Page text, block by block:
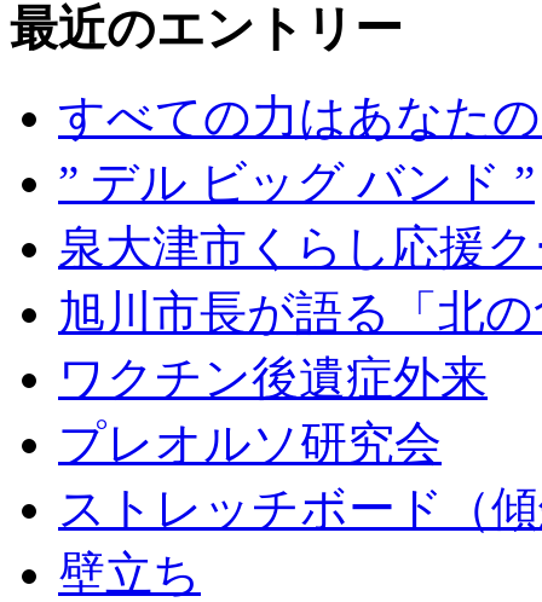
最近のエントリー
すべての力はあなた
” デル ビッグ バンド ”
泉大津市くらし応援
旭川市長が語る「北
ワクチン後遺症外来
プレオルソ研究会
ストレッチボード（
壁立ち